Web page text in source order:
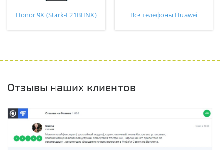
Honor 9X (Stark-L21BHNX) Все телефоны Huawei
Отзывы наших клиентов